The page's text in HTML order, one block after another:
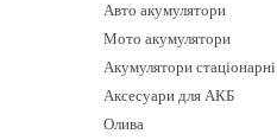
Авто акумулятори
Мото акумулятори
Акумулятори стаціонарні
Аксесуари для АКБ
Олива